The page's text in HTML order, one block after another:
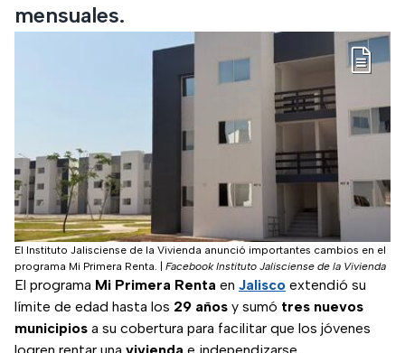
mensuales.
El Instituto Jalisciense de la Vivienda anunció importantes cambios en el
programa Mi Primera Renta.
Facebook Instituto Jalisciense de la Vivienda
El programa Mi Primera Renta en Jalisco extendió su
límite de edad hasta los 29 años y sumó tres nuevos
municipios a su cobertura para facilitar que los jóvenes